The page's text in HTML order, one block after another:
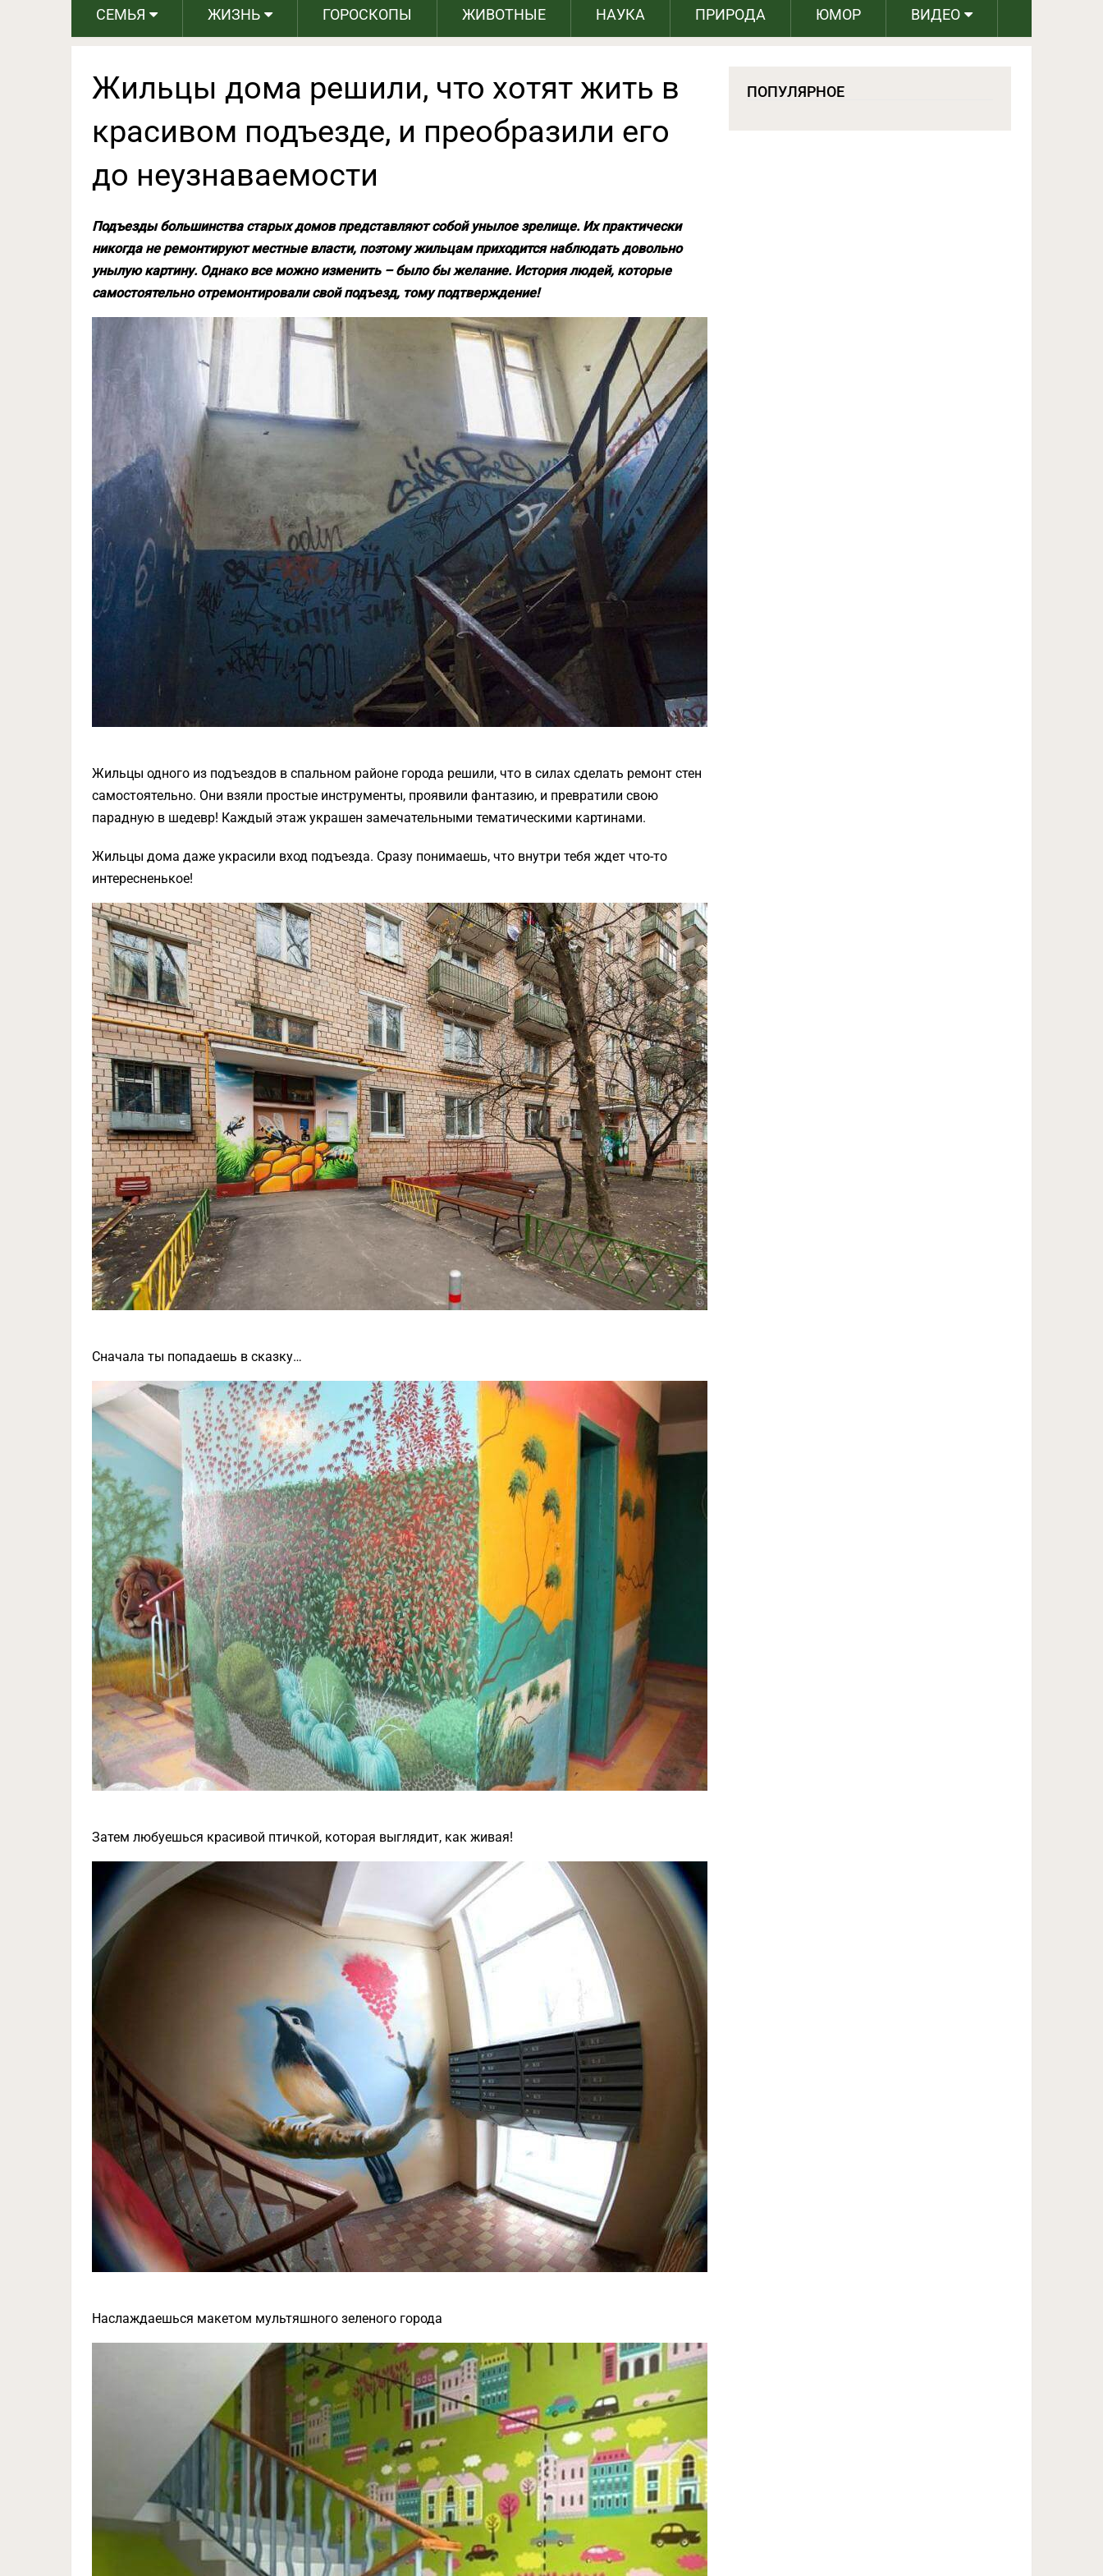
СЕМЬЯ ЖИЗНЬ ГОРОСКОПЫ ЖИВОТНЫЕ НАУКА ПРИРОДА ЮМОР ВИДЕО
Жильцы дома решили, что хотят жить в
красивом подъезде, и преобразили его
до неузнаваемости
Подъезды большинства старых домов представляют собой унылое зрелище. Их практически
никогда не ремонтируют местные власти, поэтому жильцам приходится наблюдать довольно
унылую картину. Однако все можно изменить – было бы желание. История людей, которые
самостоятельно отремонтировали свой подъезд, тому подтверждение!
Жильцы одного из подъездов в спальном районе города решили, что в силах сделать ремонт стен
самостоятельно. Они взяли простые инструменты, проявили фантазию, и превратили свою
парадную в шедевр! Каждый этаж украшен замечательными тематическими картинами.
Жильцы дома даже украсили вход подъезда. Сразу понимаешь, что внутри тебя ждет что-то
интересненькое!
Сначала ты попадаешь в сказку…
Затем любуешься красивой птичкой, которая выглядит, как живая!
Наслаждаешься макетом мультяшного зеленого города
ПОПУЛЯРНОЕ